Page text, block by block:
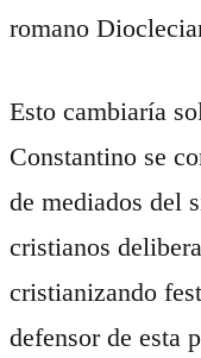
romano
Esto cambiaría
Constantino se
de mediados del
cristianos
cristianizando
defensor de esta